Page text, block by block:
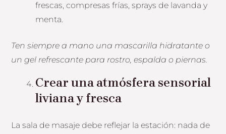
frescas, compresas frías, sprays de lavanda y
menta.
Ten siempre a mano una mascarilla hidratante o
un gel refrescante para rostro, espalda o piernas.
Crear una atmósfera sensorial
liviana y fresca
La sala de masaje debe reflejar la estación: nada de